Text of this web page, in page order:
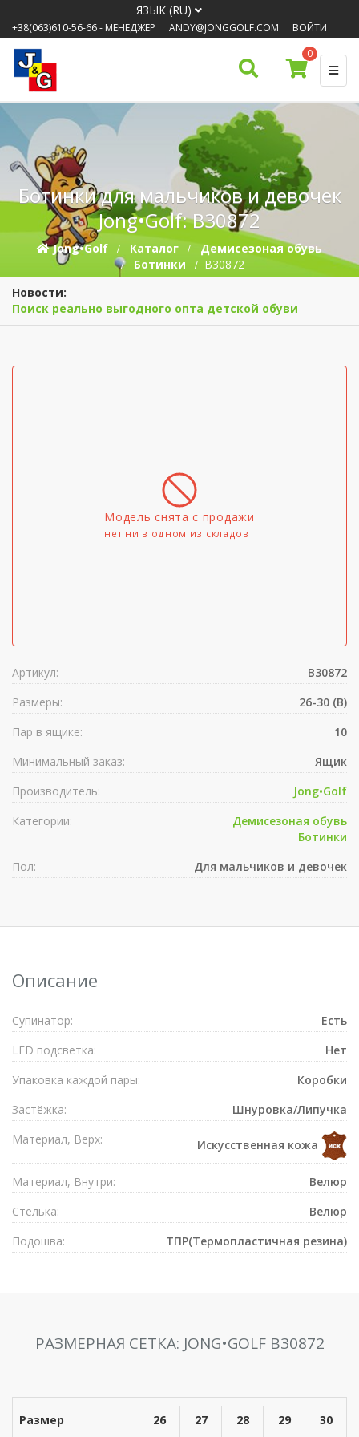
ЯЗЫК (RU)
+38(063)610-56-66- МЕНЕДЖЕР ANDY@JONGGOLF.COM
ВОЙТИ
0
Ботинки для мальчиков и девочек
Jong•Golf: B30872
Jong•Golf Каталог
Демисезоная обувь
Ботинки
B30872
Новости:
Поиск реально выгодного опта детской обуви
Модель снята с продажи
нет ни в одном из складов
Артикул:
B30872
Размеры:
26-30 (B)
Пар в ящике:
10
Минимальный заказ:
Ящик
Производитель:
Jong•Golf
Категории:
Демисезоная обувь
Ботинки
Пол:
Для мальчиков и девочек
Описание
Супинатор:
Есть
LED подсветка:
Нет
Упаковка каждой пары:
Коробки
Застёжка:
Шнуровка/Липучка
Материал, Верх:
Искусственная кожа
Материал, Внутри:
Велюр
Стелька:
Велюр
Подошва:
ТПР(Термопластичная резина)
РАЗМЕРНАЯ СЕТКА: JONG•GOLF B30872
Размер 26 27 28 29 30